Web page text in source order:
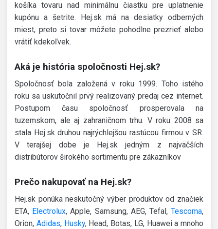
košíka tovaru nad minimálnu čiastku pre uplatnenie
kupónu a šetrite. Hej.sk má na desiatky odberných
miest, preto si tovar môžete pohodlne prezrieť alebo
vrátiť kdekoľvek.
Aká je história spoločnosti Hej.sk?
Spoločnosť bola založená v roku 1999. Toho istého
roku sa uskutočnil prvý realizovaný predaj cez internet.
Postupom času spoločnosť prosperovala na
tuzemskom, ale aj zahraničnom trhu. V roku 2008 sa
stala Hej.sk druhou najrýchlejšou rastúcou firmou v SR.
V terajšej dobe je Hej.sk jedným z najväčších
distribútorov širokého sortimentu pre zákazníkov
Prečo nakupovať na Hej.sk?
Hej.sk ponúka neskutočný výber produktov od značiek
ETA, Electrolux, Apple, Samsung, AEG, Tefal,Tescoma,
Orion, Adidas, Husky, Head, Botas, LG, Huawei a mnoho